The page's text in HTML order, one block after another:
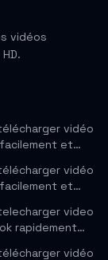
vidéos
vidéo
et…
vidéo
et…
video
rapidement…
vidéo